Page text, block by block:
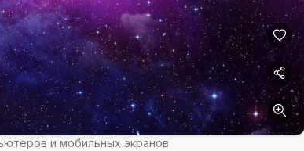
и мобильных экранов